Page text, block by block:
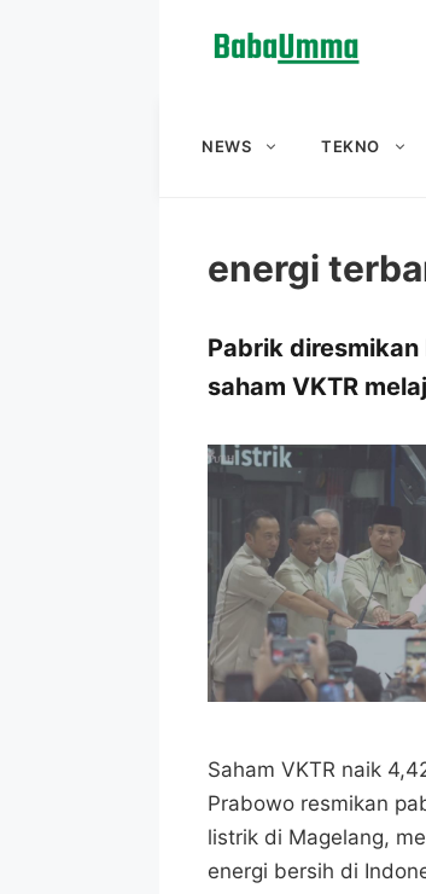
NEWS TEKNO
energi
Pabrik diresmikan
saham VKTR
Saham VKTR naik
Prabowo resmikan
listrik di Magelang,
energi bersih di